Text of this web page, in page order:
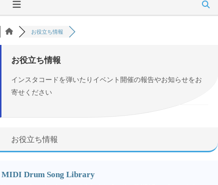
お役立ち情報
お役立ち情報
インスタコードを弾いたりイベント開催の報告やお知らせをお
寄せください
お役立ち情報
MIDI Drum Song Library